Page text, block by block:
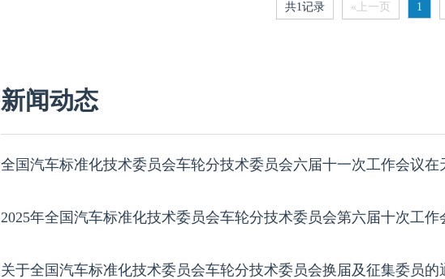
共1记录 «上一页 1
新闻动态
全国汽车标准化技术委员会车轮分技术委员会六届十一次工作会议在
2025年全国汽车标准化技术委员会车轮分技术委员会第六届十次工作
关于全国汽车标准化技术委员会车轮分技术委员会换届及征集委员的